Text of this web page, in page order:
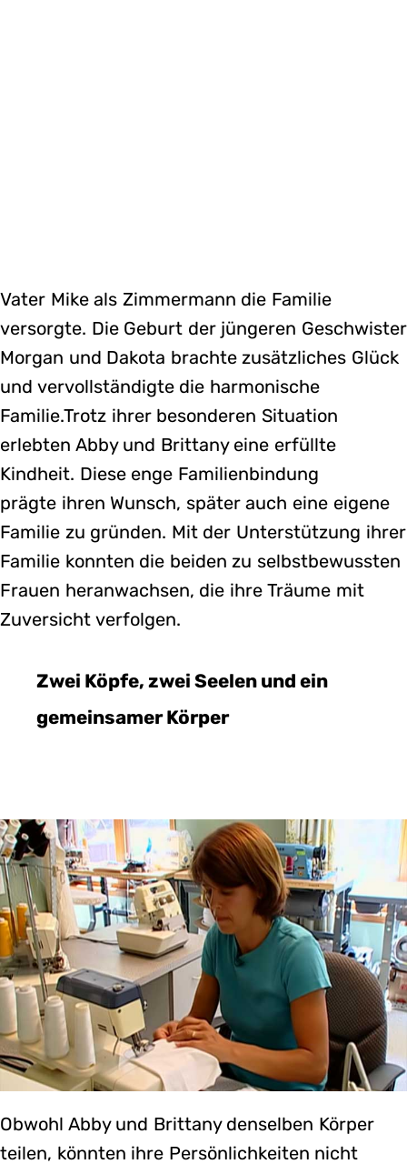
Vater Mike als Zimmermann die Familie
versorgte. Die Geburt der jüngeren Geschwister
Morgan und Dakota brachte zusätzliches Glück
und vervollständigte die harmonische
Familie.Trotz ihrer besonderen Situation
erlebten Abby und Brittany eine erfüllte
Kindheit. Diese enge Familienbindung
prägte ihren Wunsch, später auch eine eigene
Familie zu gründen. Mit der Unterstützung ihrer
Familie konnten die beiden zu selbstbewussten
Frauen heranwachsen, die ihre Träume mit
Zuversicht verfolgen.
Zwei Köpfe, zwei Seelen und ein
gemeinsamer Körper
Obwohl Abby und Brittany denselben Körper
teilen, könnten ihre Persönlichkeiten nicht